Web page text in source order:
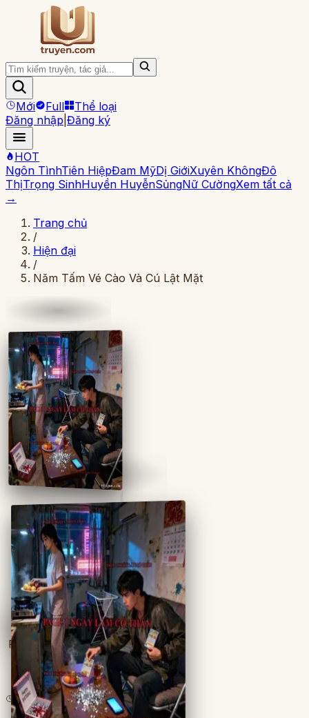
Mới Full
Thể loại
Đăng nhập Đăng ký
HOT
Ngôn TìnhTiên HiệpĐam MỹDị GiớiXuyên KhôngĐô
ThịTrọng SinhHuyền HuyễnSủngNữ CườngXem tất cả
→
Trang chủ
/
Hiện đại
/
Năm Tấm Vé Cào Và Cú Lật Mặt
Full
5lượt đọc· 8chương